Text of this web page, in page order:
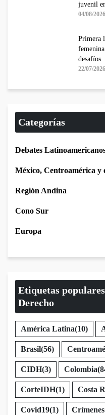
juvenil
04/08/2026
Primera
desafíos
22/07/2026
Categorías
Debates
México, Centroamérica y
Región Andina
Cono Sur
Europa
Etiquetas
Derecho
América Latina(10)
Brasil(56)
CIDH(3) Colombia
CorteIDH(1) Costa
Covid19(1)